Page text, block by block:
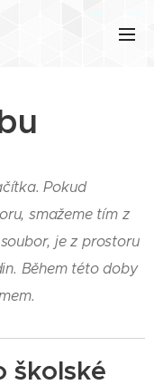
Pokud
smažeme tím z
je z prostoru
Během této doby
školské